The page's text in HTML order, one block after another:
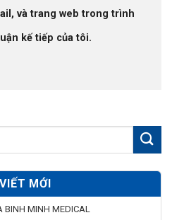
MỚI
BINH MINH MEDICAL
và trang web trong trình
kế tiếp của tôi.